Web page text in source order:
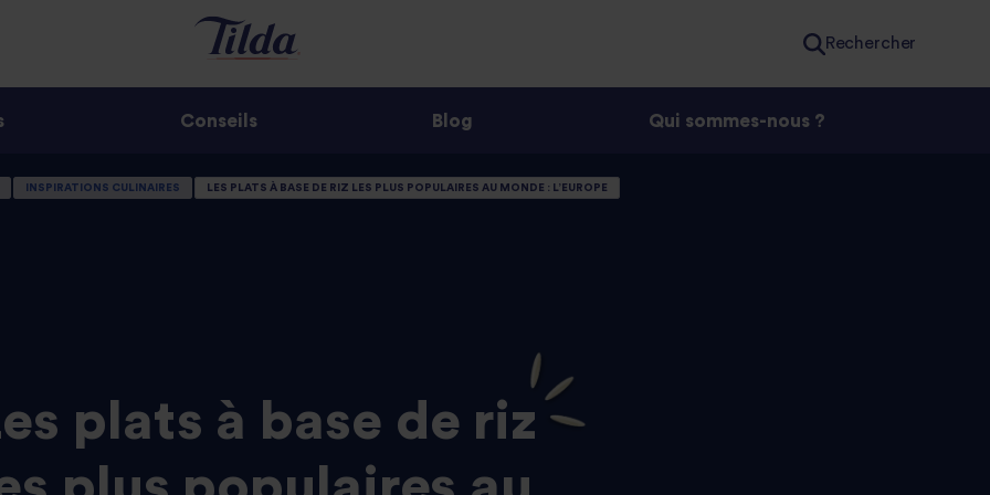
Rechercher
Conseils Blog Qui sommes-nous ?
INSPIRATIONS CULINAIRES LES PLATS À BASE DE RIZ LES PLUS POPULAIRES AU MONDE : L’EUROPE
plats à base de riz